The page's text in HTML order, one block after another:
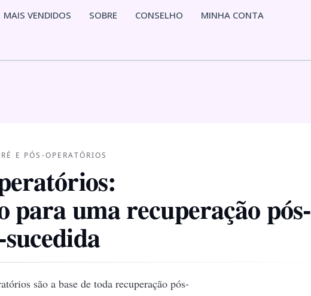
MAIS VENDIDOS SOBRE CONSELHO MINHA CONTA
E PÓS-OPERATÓRIOS
para uma recuperação pós-
são a base de toda recuperação pós-